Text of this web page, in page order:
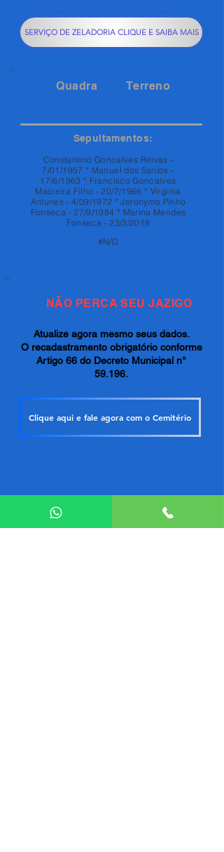
SERVIÇO DE ZELADORIA CLIQUE E SAIBA MAIS
Quadra Terreno
Sepultamentos:
Constantino Goncalves Relvas -
7/01/1957 * Manuel dos Santos -
17/6/1963 * Francisco Goncalves
Macieira Filho - 20/7/1966 * Virginia
Antunes - 4/09/1972 * Jeronymo Pinho
Fonseca - 27/9/1984 * Marina Mendes
Fonseca - 23/3/2018
#N/D
NÃO PERCA SEU JAZIGO
Atualize agora mesmo seus dados.
O recadastramento obrigatório conforme
Artigo 66 do Decreto Municipal n°
59.196.
Clique aqui e fale agora com o Cemitério